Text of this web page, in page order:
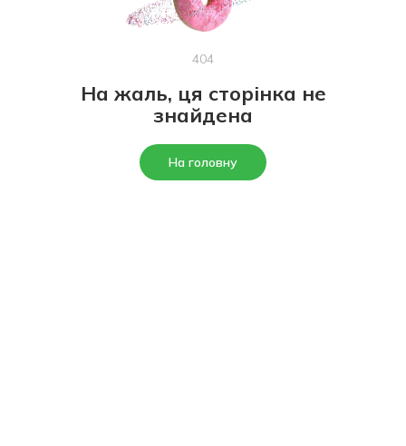
404
На жаль, ця сторінка не
знайдена
На головну